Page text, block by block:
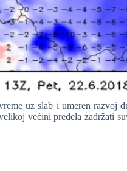
uz slab i umeren razvoj
većini predela zadržati